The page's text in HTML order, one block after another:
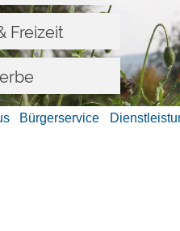
Freizeit
Bürgerservice